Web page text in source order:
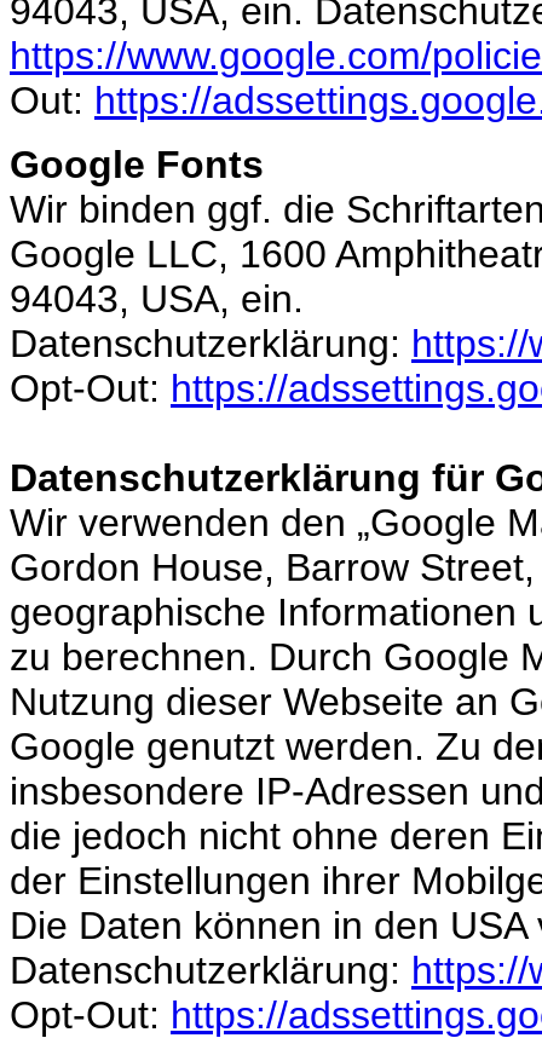
94043, USA, ein.
https://www.google.com/
Out: https://
Google Fonts
Wir binden ggf. die
Google LLC, 1600
94043, USA, ein.
Datenschutzerklärung: https://
Opt-Out: https://
Datenschutzerklärung für
Wir verwenden den „Google
Gordon House, Barrow
geographische Informationen
zu berechnen. Durch Google
Nutzung dieser Webseite an
Google genutzt werden. Zu
insbesondere IP-Adressen
die jedoch nicht ohne deren
der Einstellungen ihrer
Die Daten können in den
Datenschutzerklärung: https://
Opt-Out: https://